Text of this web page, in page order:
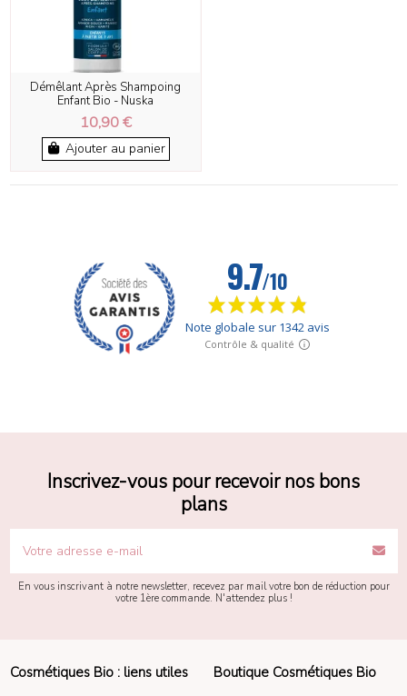
Démêlant Après Shampoing
Enfant Bio - Nuska
10,90 €
Ajouter au panier
Inscrivez-vous pour recevoir nos bons
plans
En vous inscrivant à notre newsletter, recevez par mail votre bon de réduction pour
votre 1ère commande. N'attendez plus !
Cosmétiques Bio : liens utiles Boutique Cosmétiques Bio